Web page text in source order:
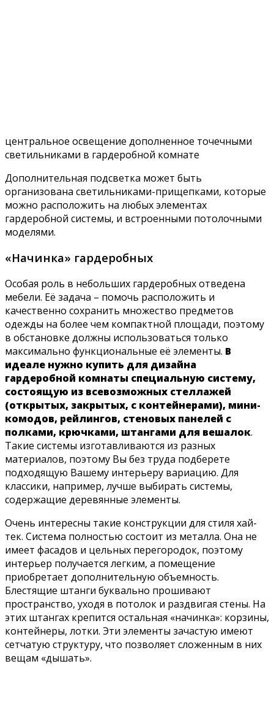
центральное освещение дополненное точечными
светильниками в гардеробной комнате
Дополнительная подсветка может быть
организована светильниками-прищепками, которые
можно расположить на любых элементах
гардеробной системы, и встроенными потолочными
моделями.
«Начинка» гардеробных
Особая роль в небольших гардеробных отведена
мебели. Её задача – помочь расположить и
качественно сохранить множество предметов
одежды на более чем компактной площади, поэтому
в обстановке должны использоваться только
максимально функциональные её элементы. В
идеале нужно купить для дизайна
гардеробной комнаты специальную систему,
состоящую из всевозможных стеллажей
(открытых, закрытых, с контейнерами), мини-
комодов, рейлингов, стеновых панелей с
полками, крючками, штангами для вешалок.
Такие системы изготавливаются из разных
материалов, поэтому Вы без труда подберете
подходящую Вашему интерьеру вариацию. Для
классики, например, лучше выбирать системы,
содержащие деревянные элементы.
Очень интересны такие конструкции для стиля хай-
тек. Система полностью состоит из металла. Она не
имеет фасадов и цельных перегородок, поэтому
интерьер получается легким, а помещение
приобретает дополнительную объемность.
Блестящие штанги буквально прошивают
пространство, уходя в потолок и раздвигая стены. На
этих штангах крепится остальная «начинка»: корзины,
контейнеры, лотки. Эти элементы зачастую имеют
сетчатую структуру, что позволяет сложенным в них
вещам «дышать».